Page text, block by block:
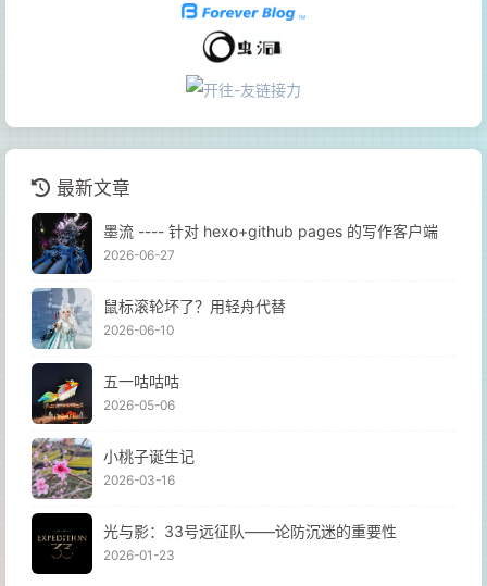
最新文章
墨流 ---- 针对 hexo+github pages 的写作客户端
2026-06-27
鼠标滚轮坏了？用轻舟代替
2026-06-10
五一咕咕咕
2026-05-06
小桃子诞生记
2026-03-16
光与影：33号远征队——论防沉迷的重要性
2026-01-23